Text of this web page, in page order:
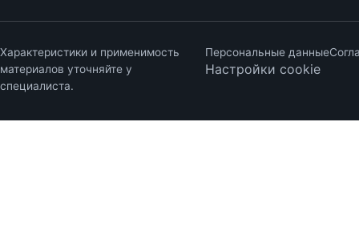
Характеристики и применимость
материалов уточняйте у
специалиста.
Персональные данные
Настройки cookie